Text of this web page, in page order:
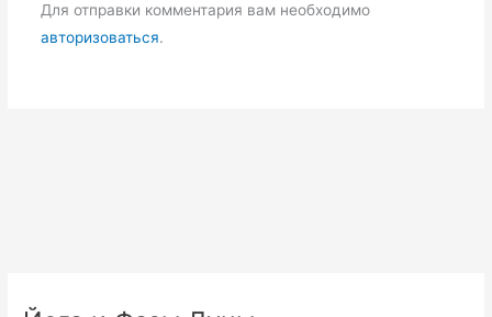
Для отправки комментария вам необходимо
авторизоваться.